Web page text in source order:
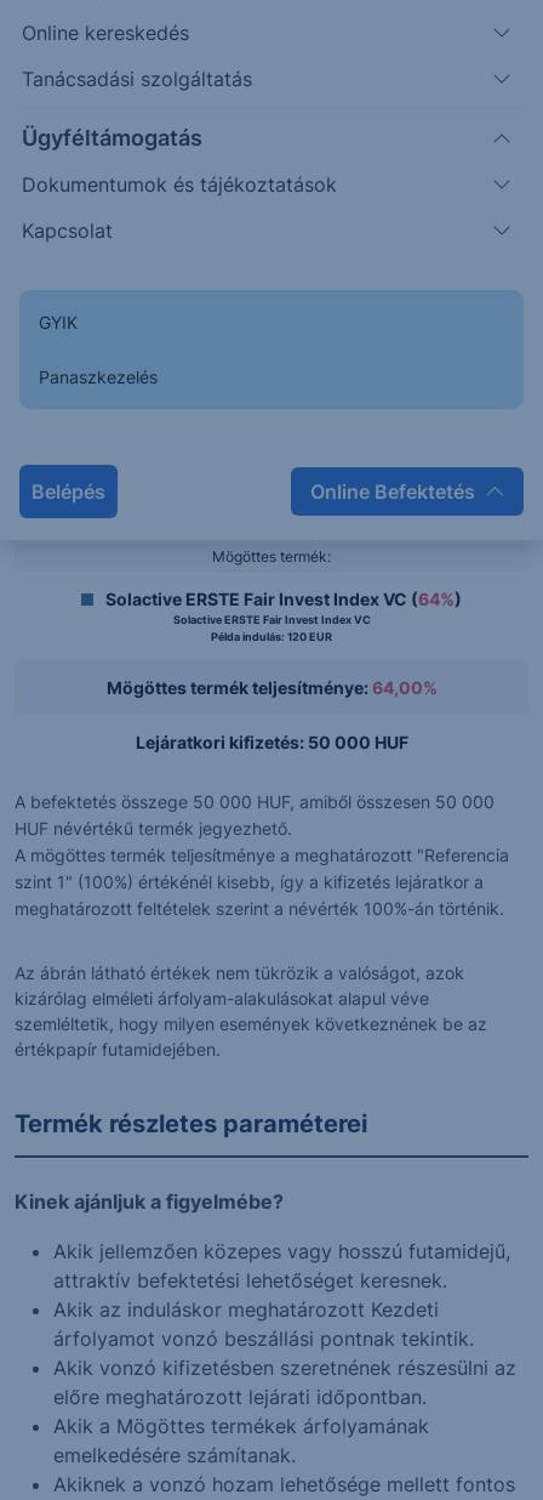
Online kereskedés
Tanácsadási szolgáltatás
Ügyféltámogatás
Dokumentumok és tájékoztatások
Kapcsolat
GYIK
Panaszkezelés
Belépés Online Befektetés
Solactive ERSTE Fair Invest Index VC
2021-12-202022-04-262022-08-31 2023-09-162024-01-212024-05-272024-10-012025-02-052025-06-12
75%
150%
175%
Mögöttes termék:
Solactive ERSTE Fair Invest Index VC (64%)
Solactive ERSTE Fair Invest Index VC
Példa indulás: 120 EUR
Mögöttes termék teljesítménye: 64,00%
Lejáratkori kifizetés: 50 000 HUF
A befektetés összege 50 000 HUF, amiből összesen 50 000
HUF névértékű termék jegyezhető.
A mögöttes termék teljesítménye a meghatározott "Referencia
szint 1" (100%) értékénél kisebb, így a kifizetés lejáratkor a
meghatározott feltételek szerint a névérték 100%-án történik.
Az ábrán látható értékek nem tükrözik a valóságot, azok
kizárólag elméleti árfolyam-alakulásokat alapul véve
szemléltetik, hogy milyen események következnének be az
értékpapír futamidejében.
Termék részletes paraméterei
Kinek ajánljuk a figyelmébe?
Akik jellemzően közepes vagy hosszú futamidejű,
attraktív befektetési lehetőséget keresnek.
Akik az induláskor meghatározott Kezdeti
árfolyamot vonzó beszállási pontnak tekintik.
Akik vonzó kifizetésben szeretnének részesülni az
előre meghatározott lejárati időpontban.
Akik a Mögöttes termékek árfolyamának
emelkedésére számítanak.
Akiknek a vonzó hozam lehetősége mellett fontos